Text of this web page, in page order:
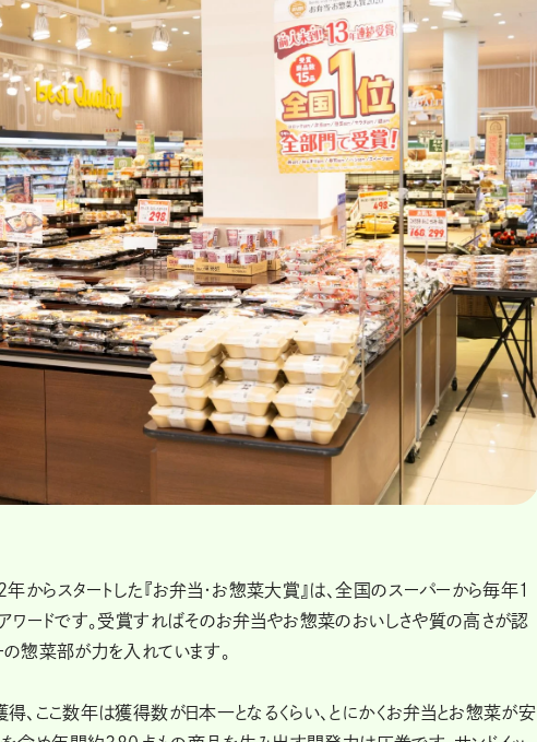
年からスタートした『お弁当・お惣菜大賞』は、全国のスーパーから毎年１
ードです。受賞すればそのお弁当やお惣菜のおいしさや質の高さが認
の惣菜部が力を入れています。
、ここ数年は獲得数が日本一となるくらい、とにかくお弁当とお惣菜が安